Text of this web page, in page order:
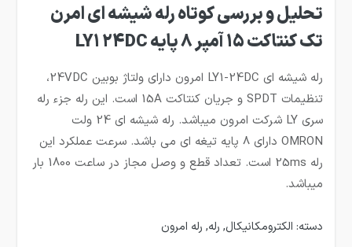
تحلیل و بررسی کوتاه رله شیشه ای امرن
تک کنتاکت 15 آمپر 8 پایه LY1 24DC
رله شیشه ای LY1-24DC امرون دارای ولتاژ بوبین 24VDC،
تنظیمات SPDT و جریان کنتاکت 15A است. این رله جزء رله
سری LY شرکت امرون میباشد. رله شیشه ای 24 ولت
OMRON دارای 8 پایه تیغه ای می باشد. سرعت عملکرد این
رله 25ms است. تعداد قطع و وصل مجاز در ساعت 1800 بار
میباشد.
دسته: الکترومکانیکال, رله, رله امرون